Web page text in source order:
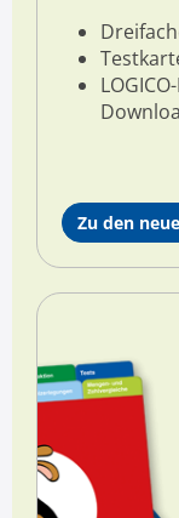
D
Zu den